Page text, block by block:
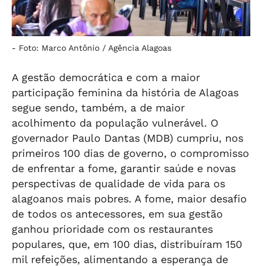
- Foto: Marco Antônio / Agência Alagoas
A gestão democrática e com a maior
participação feminina da história de Alagoas
segue sendo, também, a de maior
acolhimento da população vulnerável. O
governador Paulo Dantas (MDB) cumpriu, nos
primeiros 100 dias de governo, o compromisso
de enfrentar a fome, garantir saúde e novas
perspectivas de qualidade de vida para os
alagoanos mais pobres. A fome, maior desafio
de todos os antecessores, em sua gestão
ganhou prioridade com os restaurantes
populares, que, em 100 dias, distribuíram 150
mil refeições, alimentando a esperança de